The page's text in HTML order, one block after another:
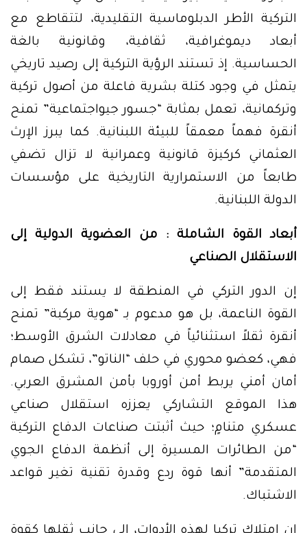
التركية الأطر الدبلوماسية التقليدية، لتتقاطع مع
أبعاد ديموغرافية، ثقافية، وقانونية بالغة
الحساسية. إذ تستند الرؤية التركية إلى رصيد تاريخي
يتمثل في وجود كتلة بشرية فاعلة من أصول تركية
وتركمانية، تعمل بمثابة “جسور جيواجتماعية” تمنح
أنقرة فهماً معمقاً للبيئة اللبنانية. كما يبرز الإرث
العثماني كركيزة قانونية وعمرانية لا تزال تضفي
طابعاً من الاستمرارية التاريخية على مؤسسات
الدولة اللبنانية.
أبعاد القوة الشاملة : من العضوية الدولية إلى
الاستقلال الصناعي
إن الدور التركي في المنطقة لا يستند فقط إلى
القوة الناعمة، بل هو مدعوم بـ “هوية مركبة” تمنح
أنقرة ثقلاً استثنائياً في معادلات الشرق الأوسط؛
فهي، كعضو محوري في حلف “الناتو”، تشكل صمام
أمان أمني يربط أمن أوروبا بأمن المشرق العربي.
هذا الموقع التشاركي يعززه استقلال صناعي
عسكري متنامٍ؛ حيث أثبتت صناعات الدفاع التركية
“من الطائرات المسيرة إلى أنظمة الدفاع الجوي
المتقدمة” أنها قوة ردع وقدرة تقنية تغير قواعد
الاشتباك.